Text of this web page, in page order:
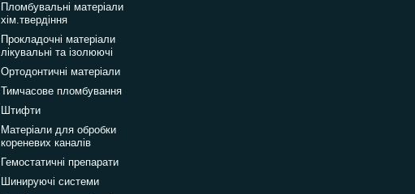
Пломбувальні матеріали
хім.твердіння
Прокладочні матеріали
лікувальні та ізолюючі
Ортодонтичні матеріали
Тимчасове пломбування
Штифти
Матеріали для обробки
кореневих каналів
Гемостатичні препарати
Шинируючі системи